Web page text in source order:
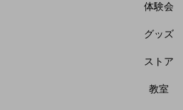
体験会
グッズ
ストア
教室